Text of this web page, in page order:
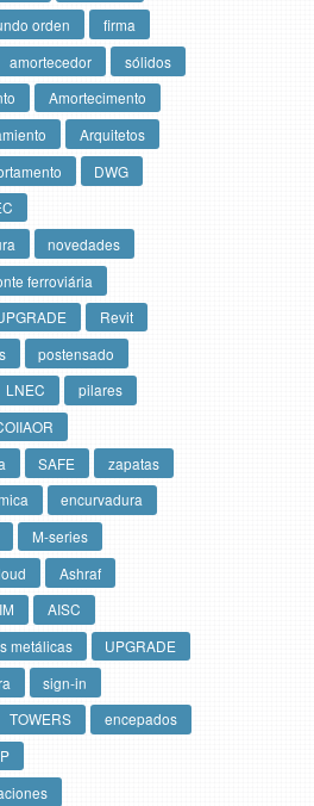
orden
firma
amortecedor
sólidos
Amortecimento
Arquitetos
DWG
novedades
ferroviária
Revit
postensado
LNEC
pilares
SAFE
zapatas
encurvadura
M-series
Ashraf
AISC
metálicas
UPGRADE
sign-in
TOWERS
encepados